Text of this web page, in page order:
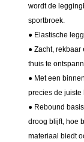
wordt de
sportbroek.
● Elastische
● Zacht,
thuis te
● Met een
precies de juiste
● Rebound
droog blijft, hoe
materiaal biedt